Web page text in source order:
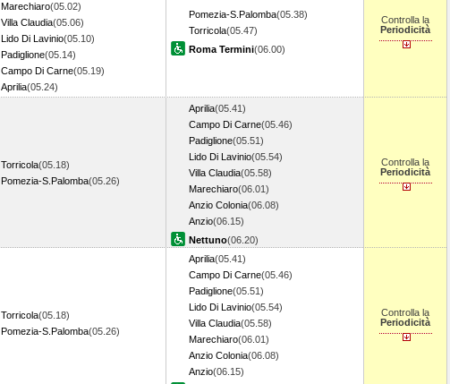
Marechiaro(05.02)
Villa Claudia(05.06)
Lido Di Lavinio(05.10)
Padiglione(05.14)
Campo Di Carne(05.19)
Aprilia(05.24)
Pomezia-S.Palomba(05.38)
Torricola(05.47)
Roma Termini(06.00)
Controlla la
Periodicità
Torricola(05.18)
Pomezia-S.Palomba(05.26)
Aprilia(05.41)
Campo Di Carne(05.46)
Padiglione(05.51)
Lido Di Lavinio(05.54)
Villa Claudia(05.58)
Marechiaro(06.01)
Anzio Colonia(06.08)
Anzio(06.15)
Nettuno(06.20)
Controlla la
Periodicità
Torricola(05.18)
Pomezia-S.Palomba(05.26)
Aprilia(05.41)
Campo Di Carne(05.46)
Padiglione(05.51)
Lido Di Lavinio(05.54)
Villa Claudia(05.58)
Marechiaro(06.01)
Anzio Colonia(06.08)
Anzio(06.15)
Controlla la
Periodicità